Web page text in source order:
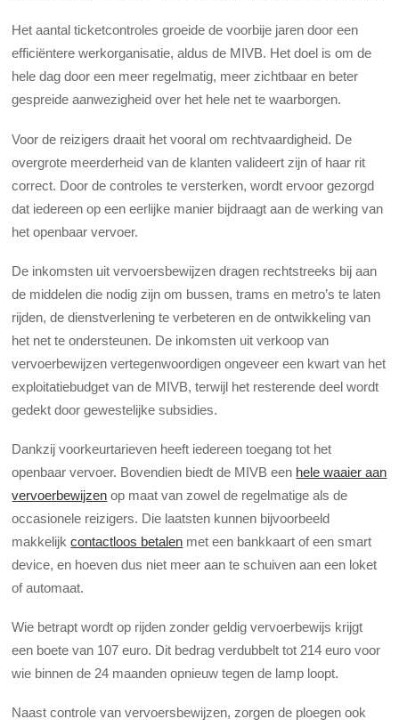
Het aantal ticketcontroles groeide de voorbije jaren door een
efficiëntere werkorganisatie, aldus de MIVB. Het doel is om de
hele dag door een meer regelmatig, meer zichtbaar en beter
gespreide aanwezigheid over het hele net te waarborgen.
Voor de reizigers draait het vooral om rechtvaardigheid. De
overgrote meerderheid van de klanten valideert zijn of haar rit
correct. Door de controles te versterken, wordt ervoor gezorgd
dat iedereen op een eerlijke manier bijdraagt aan de werking van
het openbaar vervoer.
De inkomsten uit vervoersbewijzen dragen rechtstreeks bij aan
de middelen die nodig zijn om bussen, trams en metro’s te laten
rijden, de dienstverlening te verbeteren en de ontwikkeling van
het net te ondersteunen. De inkomsten uit verkoop van
vervoerbewijzen vertegenwoordigen ongeveer een kwart van het
exploitatiebudget van de MIVB, terwijl het resterende deel wordt
gedekt door gewestelijke subsidies.
Dankzij voorkeurtarieven heeft iedereen toegang tot het
openbaar vervoer. Bovendien biedt de MIVB een hele waaier aan
vervoerbewijzen op maat van zowel de regelmatige als de
occasionele reizigers. Die laatsten kunnen bijvoorbeeld
makkelijkcontactloos betalen met een bankkaart of een smart
device, en hoeven dus niet meer aan te schuiven aan een loket
of automaat.
Wie betrapt wordt op rijden zonder geldig vervoerbewijs krijgt
een boete van 107 euro. Dit bedrag verdubbelt tot 214 euro voor
wie binnen de 24 maanden opnieuw tegen de lamp loopt.
Naast controle van vervoersbewijzen, zorgen de ploegen ook